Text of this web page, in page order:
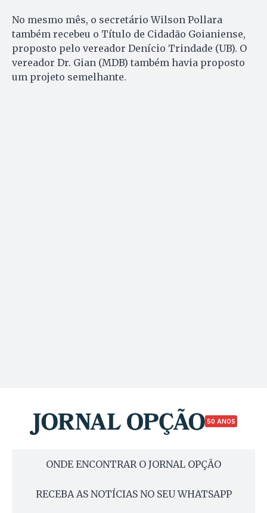
No mesmo mês, o secretário Wilson Pollara
também recebeu o Título de Cidadão Goianiense,
proposto pelo vereador Denício Trindade (UB). O
vereador Dr. Gian (MDB) também havia proposto
um projeto semelhante.
50 ANOS
ONDE ENCONTRAR O JORNAL OPÇÃO
RECEBA AS NOTÍCIAS NO SEU WHATSAPP